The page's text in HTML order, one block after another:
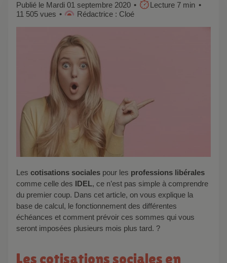
Publié le Mardi 01 septembre 2020
Lecture 7 min
11 505 vues
Rédactrice : Cloé
Les cotisations sociales pour les professions libérales
comme celle des IDEL, ce n’est pas simple à comprendre
du premier coup. Dans cet article, on vous explique la
base de calcul, le fonctionnement des différentes
échéances et comment prévoir ces sommes qui vous
seront imposées plusieurs mois plus tard. ?
Les cotisations sociales en